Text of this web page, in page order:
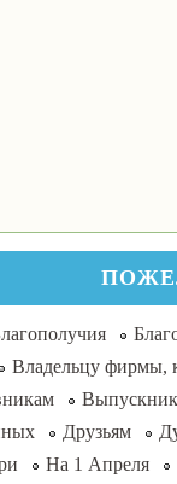
Владельцу фирмы,
Друзьям
На 1 Апреля